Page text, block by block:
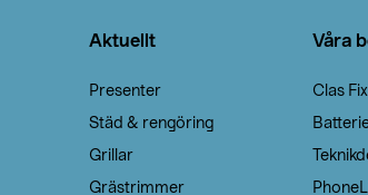
Aktuellt
Presenter
Städ & rengöring
Grillar
Grästrimmer
Våra
Clas